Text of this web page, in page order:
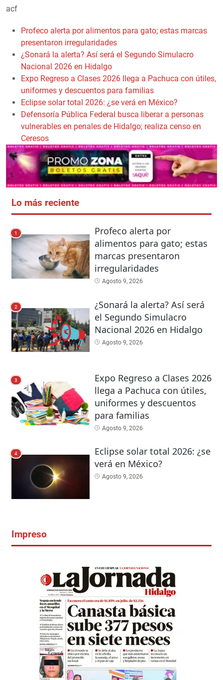
acf
Profeco alerta por alimentos para gato; estas marcas
presentaron irregularidades
¿Sonará la alerta? Así será el Segundo Simulacro
Nacional 2026 en Hidalgo
Expo Regreso a Clases 2026 llega a Pachuca con útiles,
uniformes y descuentos para familias
Eclipse solar total 2026: ¿se verá en México?
Defensoría Pública Federal busca liberar a personas
vulnerables en penales de Hidalgo; realiza censo en
Ceresos
Lo más reciente
1
Profeco alerta por
alimentos para gato; estas
marcas presentaron
irregularidades
Agosto 9, 2026
2
¿Sonará la alerta? Así será
el Segundo Simulacro
Nacional 2026 en Hidalgo
Agosto 9, 2026
3
Expo Regreso a Clases 2026
llega a Pachuca con útiles,
uniformes y descuentos
para familias
Agosto 9, 2026
4
Eclipse solar total 2026: ¿se
verá en México?
Agosto 9, 2026
Impreso